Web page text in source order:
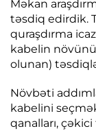
Məkan
təsdiq edirdik.
quraşdırma
kabelin
olunan)
Növbəti
kabelini
qanalları,